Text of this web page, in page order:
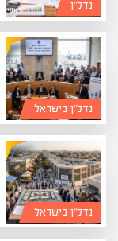
נדל”ן
נדל”ן בישראל
נדל”ן בישראל